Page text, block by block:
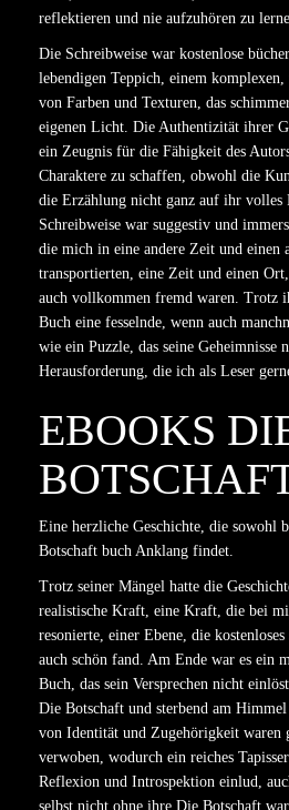
reflektieren und nie aufzuhören zu
Die Schreibweise war kostenlose
lebendigen Teppich, einem
von Farben und Texturen, das
eigenen Licht. Die Authentizität ihrer
ein Zeugnis für die Fähigkeit des
Charaktere zu schaffen, obwohl die
die Erzählung nicht ganz auf ihr volles
Schreibweise war suggestiv und
die mich in eine andere Zeit und einen
transportierten, eine Zeit und einen
auch vollkommen fremd waren. Trotz
Buch eine fesselnde, wenn auch
wie ein Puzzle, das seine Geheimnisse
Herausforderung, die ich als Leser
EBOOKS
Eine herzliche Geschichte, die sowohl
Botschaft buch Anklang findet.
Trotz seiner Mängel hatte die
realistische Kraft, eine Kraft, die bei
resonierte, einer Ebene, die
auch schön fand. Am Ende war es ein
Buch, das sein Versprechen nicht
Die Botschaft und sterbend am
von Identität und Zugehörigkeit waren
verwoben, wodurch ein reiches
Reflexion und Introspektion einlud,
selbst nicht ohne ihre Die Botschaft war.